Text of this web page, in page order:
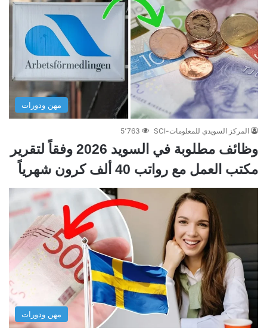
مهن ودورات
المركز السويدي للمعلومات-SCI 5٬763
وظائف مطلوبة في السويد 2026 وفقاً لتقرير
مكتب العمل مع رواتب 40 ألف كرون شهرياً
مهن ودورات